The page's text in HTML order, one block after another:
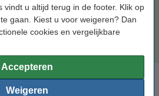
vindt u altijd terug in de footer. Klik op
gaan. Kiest u voor weigeren? Dan
cookies en vergelijkbare
Accepteren
Weigeren
per ml € 0,88
Bestellen
producten